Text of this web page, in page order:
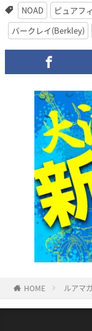
NOAD ピュアフ
バークレイ(Berkley)
HOME ルアマ